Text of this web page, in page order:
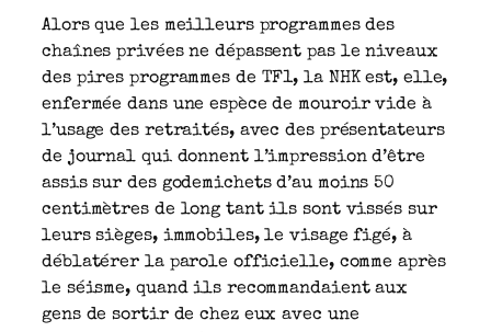
Alors que les meilleurs programmes des
chaînes privées ne dépassent pas le niveaux
des pires programmes de TF1, la NHK est, elle,
enfermée dans une espèce de mouroir vide à
l’usage des retraités, avec des présentateurs
de journal qui donnent l’impression d’être
assis sur des godemichets d’au moins 50
centimètres de long tant ils sont vissés sur
leurs sièges, immobiles, le visage figé, à
déblatérer la parole officielle, comme après
le séisme, quand ils recommandaient aux
gens de sortir de chez eux avec une